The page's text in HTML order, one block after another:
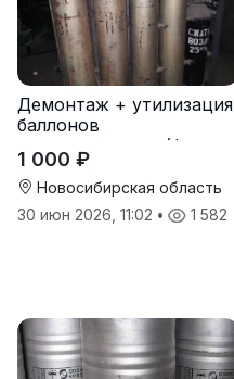
Демонтаж + утилизация
баллонов
пожаротушения (фреон,
хладон) с истекшим
сроком
1 000 ₽
Новосибирская область
30 июн 2026, 11:02 • 1 582